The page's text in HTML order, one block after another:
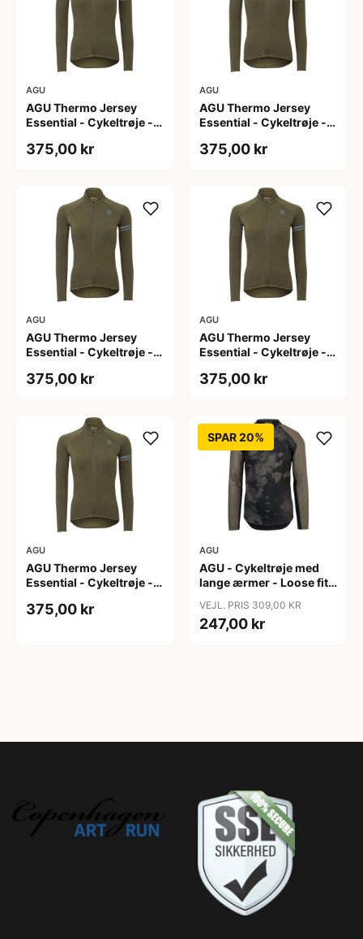
AGU
AGU Thermo Jersey
Essential - Cykeltrøje -
L
375,00 kr
AGU
AGU Thermo Jersey
Essential - Cykeltrøje -
M
375,00 kr
AGU
AGU Thermo Jersey
Essential - Cykeltrøje -
S
375,00 kr
AGU
AGU Thermo Jersey
Essential - Cykeltrøje -
XL
375,00 kr
AGU
AGU Thermo Jersey
Essential - Cykeltrøje -
XXL
375,00 kr
SPAR 20%
AGU
AGU - Cykeltrøje med
lange ærmer - Loose fit -
VEJL. PRIS 309,00 KR
247,00 kr